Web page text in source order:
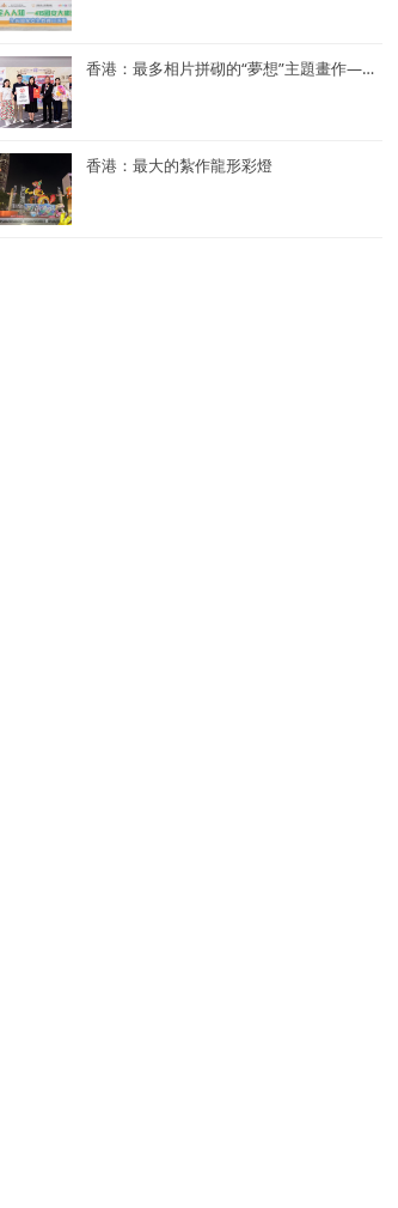
香港：最多相片拼砌的“夢想”主題畫作——半島青年商會55周年「拼出夢相」慶祝活動
香港：最大的紮作龍形彩燈